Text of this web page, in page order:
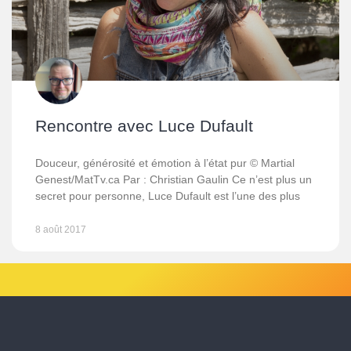
Rencontre avec Luce Dufault
Douceur, générosité et émotion à l’état pur © Martial
Genest/MatTv.ca Par : Christian Gaulin Ce n’est plus un
secret pour personne, Luce Dufault est l’une des plus
8 août 2017